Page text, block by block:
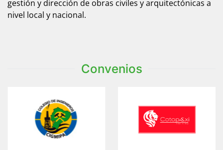
gestión y dirección de obras civiles y arquitectónicas a
nivel local y nacional.
Convenios